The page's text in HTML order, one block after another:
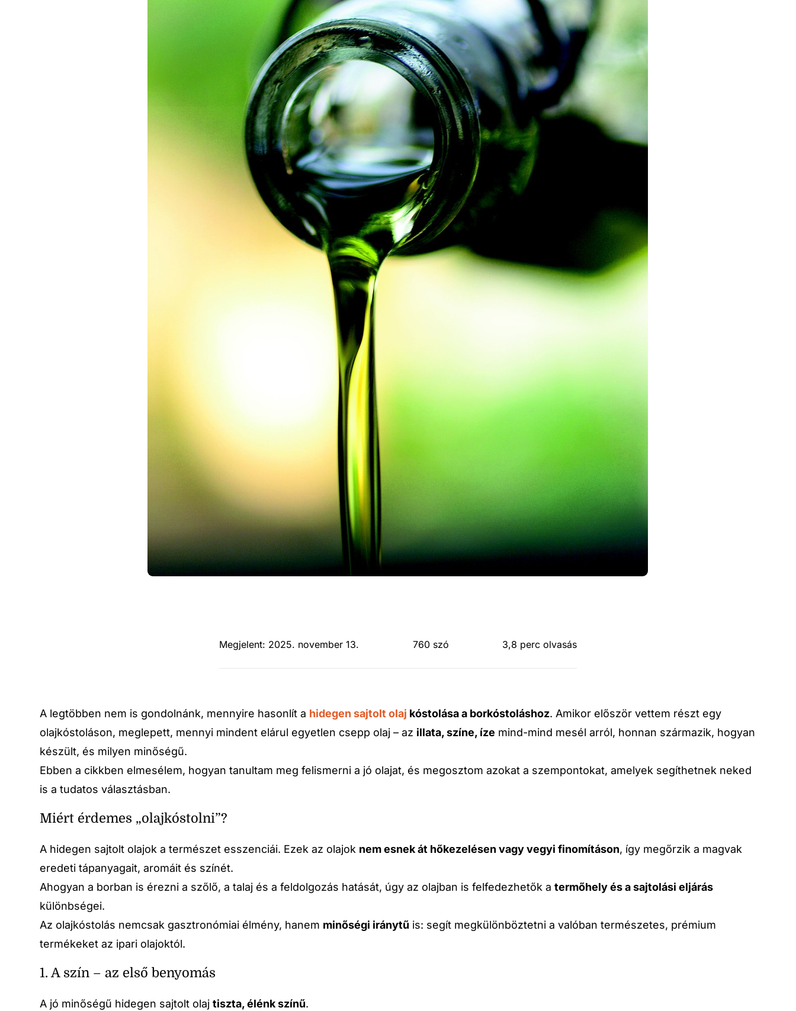
Megjelent: 2025. november 13. 760 szó 3,8 perc olvasás
A legtöbben nem is gondolnánk, mennyire hasonlít a hidegen sajtolt olaj kóstolása a borkóstoláshoz. Amikor először vettem részt egy
olajkóstoláson, meglepett, mennyi mindent elárul egyetlen csepp olaj – az illata, színe, íze mind-mind mesél arról, honnan származik, hogyan
készült, és milyen minőségű.
Ebben a cikkben elmesélem, hogyan tanultam meg felismerni a jó olajat, és megosztom azokat a szempontokat, amelyek segíthetnek neked
is a tudatos választásban.
Miért érdemes „olajkóstolni”?
A hidegen sajtolt olajok a természet esszenciái. Ezek az olajok nem esnek át hőkezelésen vagy vegyi finomításon, így megőrzik a magvak
eredeti tápanyagait, aromáit és színét.
Ahogyan a borban is érezni a szőlő, a talaj és a feldolgozás hatását, úgy az olajban is felfedezhetők atermőhely és a sajtolási eljárás
különbségei.
Az olajkóstolás nemcsak gasztronómiai élmény, hanem minőségi iránytű is: segít megkülönböztetni a valóban természetes, prémium
termékeket az ipari olajoktól.
1. A szín – az első benyomás
A jó minőségű hidegen sajtolt olajtiszta, élénk színű.